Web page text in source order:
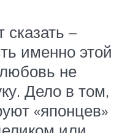
–
именно этой
не
Дело в том,
«японцев»